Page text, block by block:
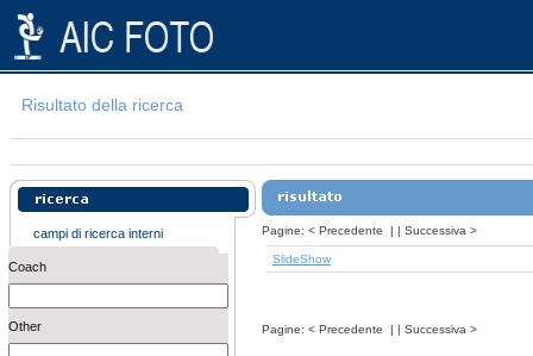
Risultato della ricerca
campi di ricerca interni
Coach
Other
Pagine: < Precedente | | Successiva >
SlideShow
Pagine: < Precedente | | Successiva >